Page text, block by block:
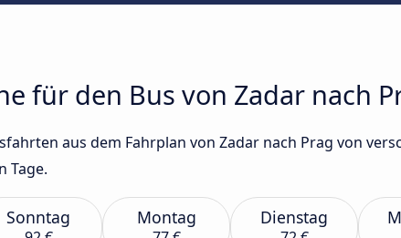
für den Bus von Zadar nach
aus dem Fahrplan von Zadar nach Prag von
Tage.
Sonntag Montag Dienstag